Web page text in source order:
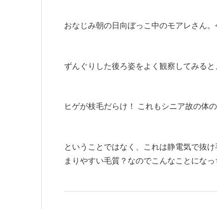
おなじみ朝の日向ぼっこ中のモアレさん
ずんぐりした後ろ姿をよく観察してみると
ヒゲが枝毛だらけ！ これもシニア故の体
ということではなく、これは静電気で抜
まりやすい毛質？なのでこんなことにな